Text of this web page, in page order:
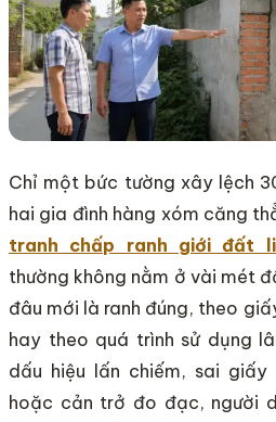
Chỉ một bức tường xây lệch
hai gia đình hàng xóm căng
tranh chấp ranh giới đất
thường không nằm ở vài mét
đâu mới là ranh đúng, theo
hay theo quá trình sử dụng
dấu hiệu lấn chiếm, sai
hoặc cản trở đo đạc, người